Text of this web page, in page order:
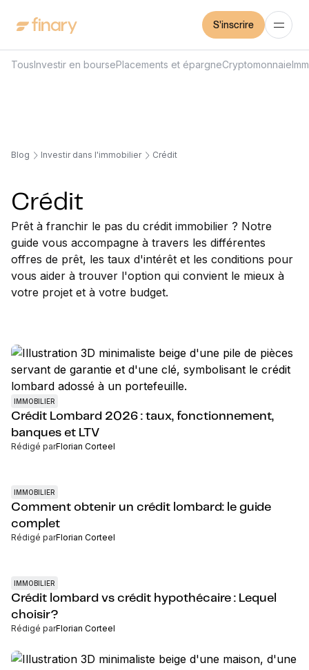
S'inscrire
TousInvestir en boursePlacements et épargneCryptomonnaie
Blog Investir dans l'immobilier Crédit
Crédit
Prêt à franchir le pas du crédit immobilier ? Notre
guide vous accompagne à travers les différentes
offres de prêt, les taux d'intérêt et les conditions pour
vous aider à trouver l'option qui convient le mieux à
votre projet et à votre budget.
IMMOBILIER
Crédit Lombard 2026 : taux, fonctionnement,
banques et LTV
Rédigé parFlorian Corteel
IMMOBILIER
Comment obtenir un crédit lombard: le guide
complet
Rédigé parFlorian Corteel
IMMOBILIER
Crédit lombard vs crédit hypothécaire : Lequel
choisir?
Rédigé parFlorian Corteel